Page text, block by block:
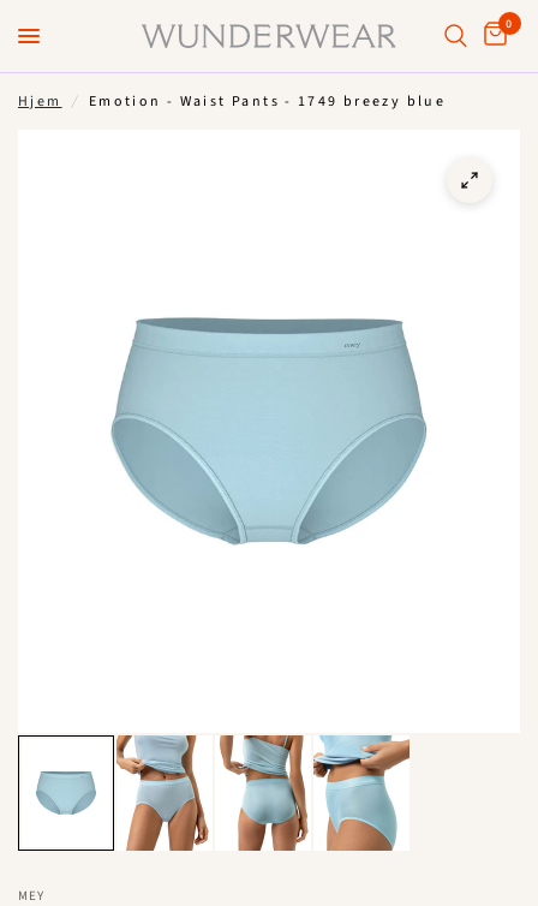
0
Hjem / Emotion - Waist Pants - 1749 breezy blue
MEY